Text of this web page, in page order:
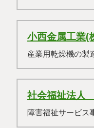
小西金属工業(
産業用乾燥機の製
社会福祉法人
障害福祉サービス